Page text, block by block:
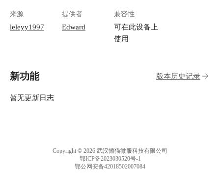
来源
leleyy1997
提供者
Edward
兼容性
可在此设备上
使用
新功能 版本历史记录
暂无更新日志
Copyright © 2026 武汉懒猫微服科技有限公司
鄂ICP备2023030520号-1
鄂公网安备42018502007084